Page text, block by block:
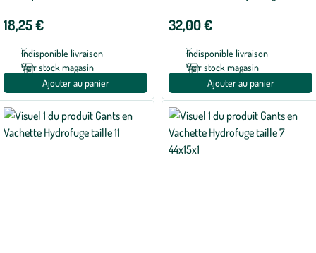
18,25 €
Indisponible livraison
Voir stock magasin
Ajouter au panier
32,00 €
Indisponible livraison
Voir stock magasin
Ajouter au panier